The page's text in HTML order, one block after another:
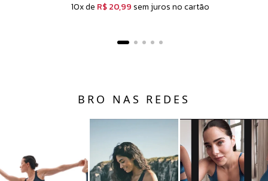
10x de R$ 20,99 sem juros no cartão
BRO NAS REDES